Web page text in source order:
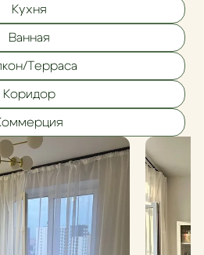
Кухня
Ванная
Терраса
Коридор